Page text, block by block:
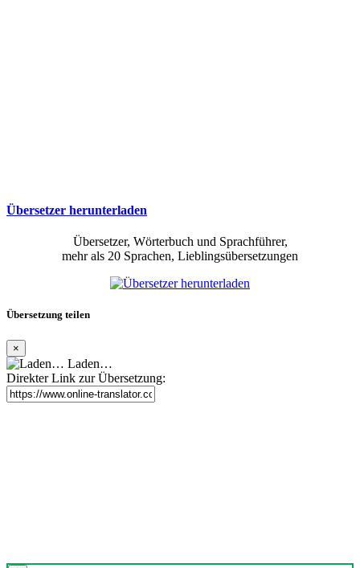
Übersetzer herunterladen
Übersetzer, Wörterbuch und Sprachführer,
mehr als 20 Sprachen, Lieblingsübersetzungen
Übersetzung teilen
×
Laden…
Direkter Link zur Übersetzung: